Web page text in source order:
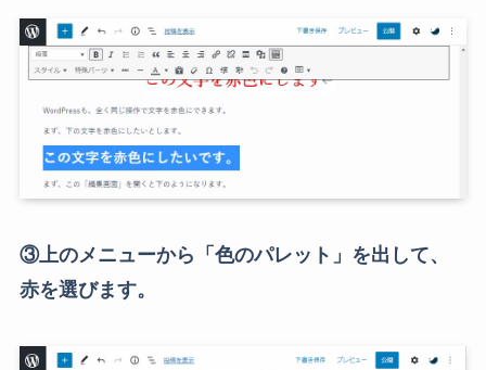
③上のメニューから「色のパレット」を出して、
赤を選びます。